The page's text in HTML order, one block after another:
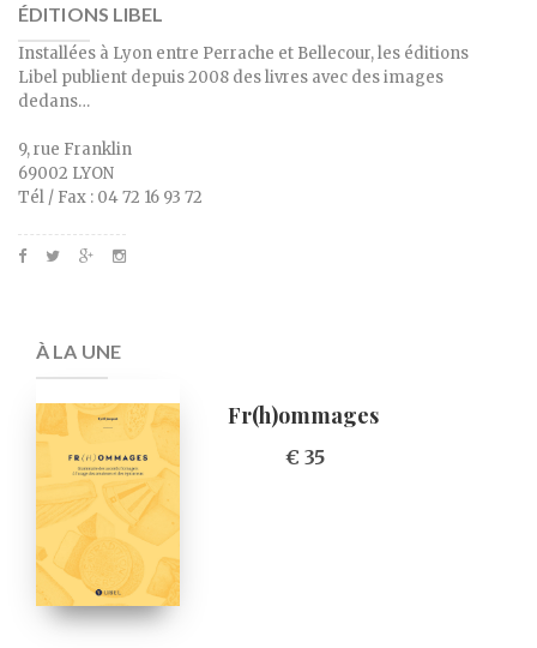
ÉDITIONS LIBEL
Installées à Lyon entre Perrache et Bellecour, les éditions
Libel publient depuis 2008 des livres avec des images
dedans…
9, rue Franklin
69002 LYON
Tél / Fax : 04 72 16 93 72
À LA UNE
Fr(h)ommages
€ 35